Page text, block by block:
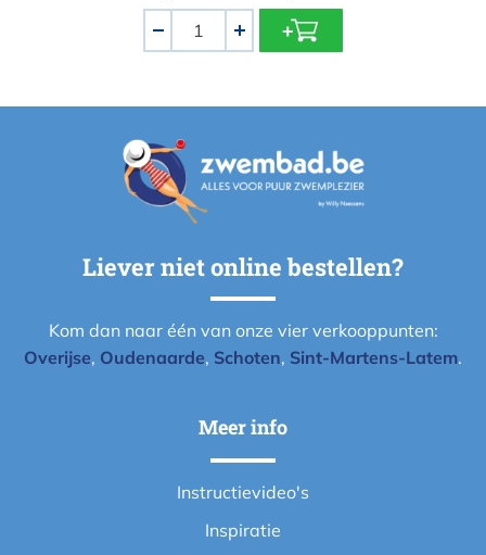
+
Liever niet online bestellen?
Kom dan naar één van onze vier verkooppunten:
Overijse, Oudenaarde, Schoten, Sint-Martens-Latem.
Meer info
Instructievideo's
Inspiratie